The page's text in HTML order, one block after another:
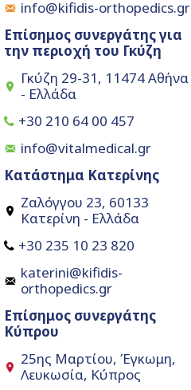
info@kifidis-orthopedics.gr
Επίσημος συνεργάτης για
την περιοχή του Γκύζη
Γκύζη 29-31, 11474 Αθήνα
- Ελλάδα
+30 210 64 00 457
info@vitalmedical.gr
Κατάστημα Κατερίνης
Ζαλόγγου 23, 60133
Κατερίνη - Ελλάδα
+30 235 10 23 820
katerini@kifidis-
orthopedics.gr
Επίσημος συνεργάτης
Κύπρου
25ης Μαρτίου, Έγκωμη,
Λευκωσία, Κύπρος